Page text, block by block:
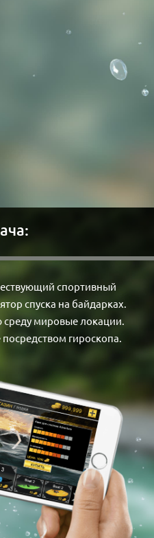
спортивный
спуска на байдарках.
среду мировые локации.
гироскопа.